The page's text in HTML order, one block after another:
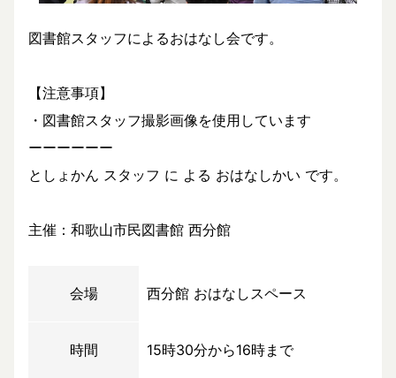
図書館スタッフによるおはなし会です。
【注意事項】
・図書館スタッフ撮影画像を使用しています
ーーーーーー
としょかん スタッフ に よる おはなしかい です。
主催：和歌山市民図書館 西分館
会場 西分館 おはなしスペース
時間 15時30分から16時まで